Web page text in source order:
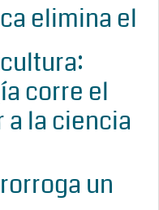
elimina el
corre el
la ciencia
un